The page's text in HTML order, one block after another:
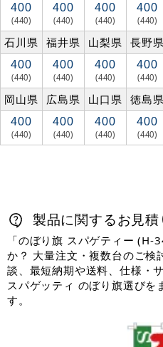
400
(440)
400
(440)
400
(440)
400
(440)
石川県 福井県 山梨県 長野県
400
(440)
400
(440)
400
(440)
400
(440)
岡山県 広島県 山口県 徳島県
400
(440)
400
(440)
400
(440)
400
(440)
製品に関するお見
「のぼり旗 スパゲティー
か？ 大量注文・複数台のご検
談、最短納期や送料、仕様・
スパゲッティ のぼり旗選びを
す。